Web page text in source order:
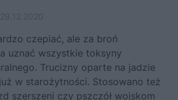
czepiać, ale za broń
uznać wszystkie toksyny
Trucizny oparte na jadzie
w starożytności. Stosowano też
szerszeni czy pszczół wojskom